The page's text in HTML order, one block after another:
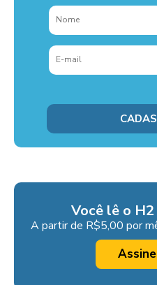
Você lê o
A partir de R$5,00 por